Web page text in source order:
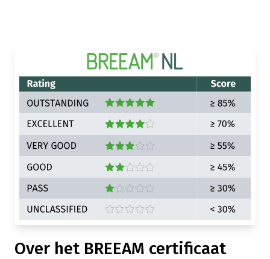
Over het BREEAM certificaat